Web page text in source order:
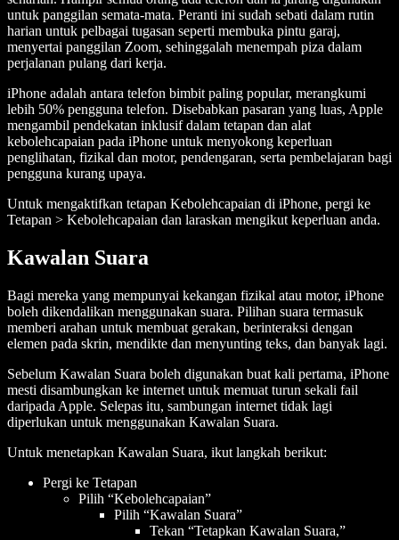
untuk panggilan semata-mata. Peranti ini sudah sebati dalam rutin
harian untuk pelbagai tugasan seperti membuka pintu garaj,
menyertai panggilan Zoom, sehinggalah menempah piza dalam
perjalanan pulang dari kerja.
iPhone adalah antara telefon bimbit paling popular, merangkumi
lebih 50% pengguna telefon. Disebabkan pasaran yang luas, Apple
mengambil pendekatan inklusif dalam tetapan dan alat
kebolehcapaian pada iPhone untuk menyokong keperluan
penglihatan, fizikal dan motor, pendengaran, serta pembelajaran bagi
pengguna kurang upaya.
Untuk mengaktifkan tetapan Kebolehcapaian di iPhone, pergi ke
Tetapan > Kebolehcapaian dan laraskan mengikut keperluan anda.
Kawalan Suara
Bagi mereka yang mempunyai kekangan fizikal atau motor, iPhone
boleh dikendalikan menggunakan suara. Pilihan suara termasuk
memberi arahan untuk membuat gerakan, berinteraksi dengan
elemen pada skrin, mendikte dan menyunting teks, dan banyak lagi.
Sebelum Kawalan Suara boleh digunakan buat kali pertama, iPhone
mesti disambungkan ke internet untuk memuat turun sekali fail
daripada Apple. Selepas itu, sambungan internet tidak lagi
diperlukan untuk menggunakan Kawalan Suara.
Untuk menetapkan Kawalan Suara, ikut langkah berikut:
Pergi ke Tetapan
Pilih “Kebolehcapaian”
Pilih “Kawalan Suara”
Tekan “Tetapkan Kawalan Suara,”